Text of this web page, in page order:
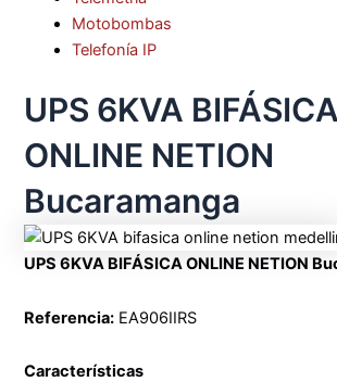
Motobombas
Telefonía IP
UPS 6KVA BIFÁSICA
ONLINE NETION
Bucaramanga
UPS 6KVA BIFÁSICA ONLINE NETION
Referencia: EA906IIRS
Características